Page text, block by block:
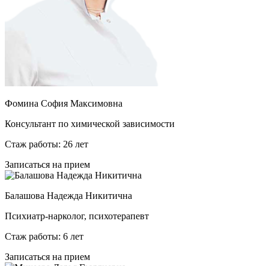
Фомина София Максимовна
Консультант по химической зависимости
Стаж работы: 26 лет
Записаться на прием
Балашова Надежда Никитична
Психиатр-нарколог, психотерапевт
Стаж работы: 6 лет
Записаться на прием